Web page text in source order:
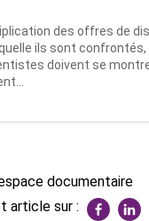
des offres de
ils sont confrontés,
doivent se
documentaire
article sur :